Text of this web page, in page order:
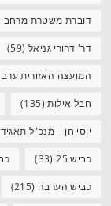
דוברת משטרת מרחב
דר' דרורי גניאל (59)
המועצה האזורית
חבל אילות(135)
יוסי חן – מנכ"ל
כביש 25 (33)
כביש הערבה (215)